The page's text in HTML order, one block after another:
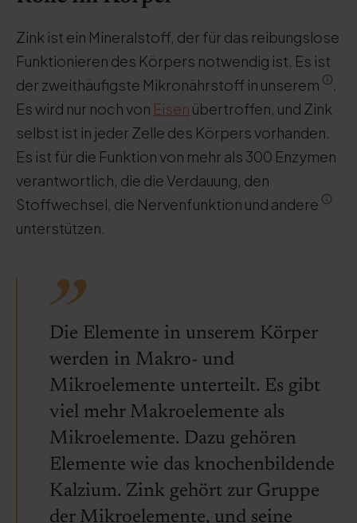
Zink ist ein Mineralstoff, der für das reibungslose
Funktionieren des Körpers notwendig ist. Es ist
der zweithäufigste Mikronährstoff in unserem
.
Es wird nur noch von Eisen übertroffen, und Zink
selbst ist in jeder Zelle des Körpers vorhanden.
Es ist für die Funktion von mehr als 300 Enzymen
verantwortlich, die die Verdauung, den
Stoffwechsel, die Nervenfunktion und andere
unterstützen.
Die Elemente in unserem Körper
werden in Makro- und
Mikroelemente unterteilt. Es gibt
viel mehr Makroelemente als
Mikroelemente. Dazu gehören
Elemente wie das knochenbildende
Kalzium. Zink gehört zur Gruppe
der Mikroelemente, und seine